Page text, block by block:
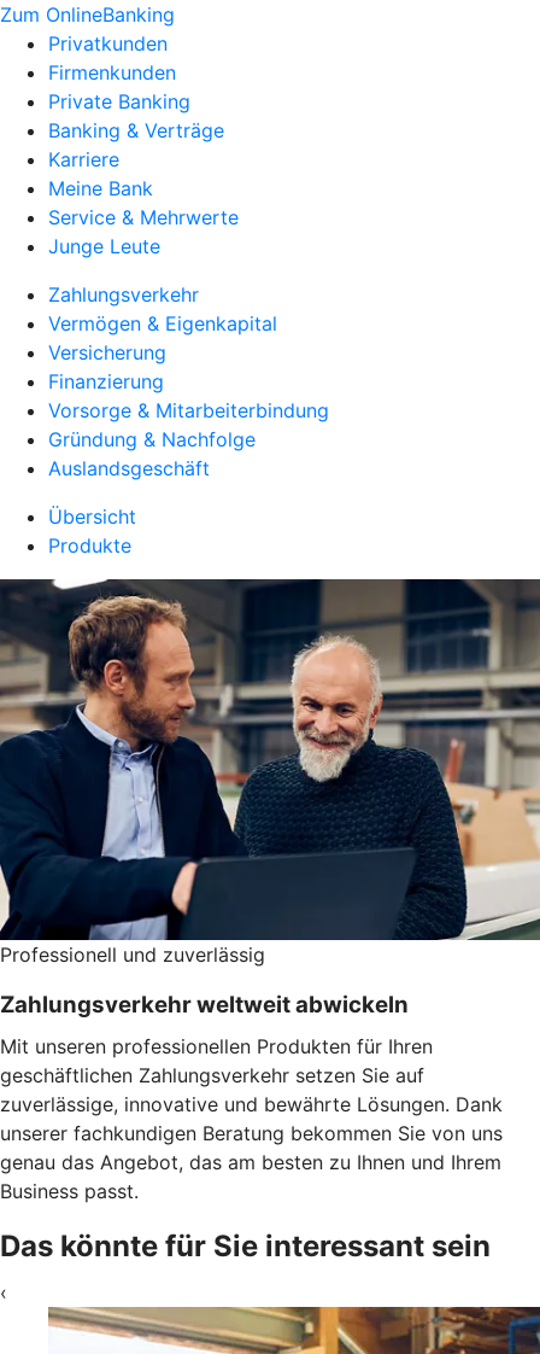
Zum OnlineBanking
Privatkunden
Firmenkunden
Private Banking
Banking & Verträge
Karriere
Meine Bank
Service & Mehrwerte
Junge Leute
Zahlungsverkehr
Vermögen & Eigenkapital
Versicherung
Finanzierung
Vorsorge & Mitarbeiterbindung
Gründung & Nachfolge
Auslandsgeschäft
Übersicht
Produkte
Professionell und zuverlässig
Zahlungsverkehr weltweit abwickeln
Mit unseren professionellen Produkten für Ihren
geschäftlichen Zahlungsverkehr setzen Sie auf
zuverlässige, innovative und bewährte Lösungen. Dank
unserer fachkundigen Beratung bekommen Sie von uns
genau das Angebot, das am besten zu Ihnen und Ihrem
Business passt.
Das könnte für Sie interessant sein
‹